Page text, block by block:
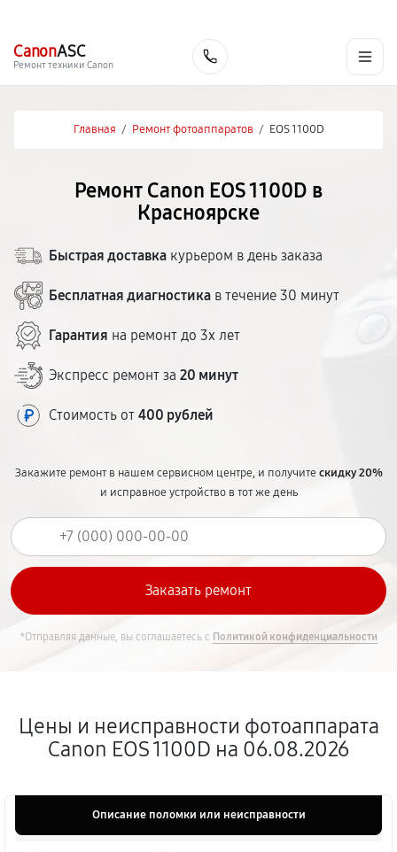
CanonASC
Ремонт техники Canon
Главная / Ремонт фотоаппаратов / EOS 1100D
Ремонт Canon EOS 1100D в
Красноярске
Быстрая доставка курьером в день заказа
Бесплатная диагностика в течение 30 минут
Гарантия на ремонт до 3х лет
Экспресс ремонт за 20 минут
Стоимость от 400 рублей
Закажите ремонт в нашем сервисном центре, и получитескидку 20%
и исправное устройство в тот же день
*Отправляя данные, вы соглашаетесь с Политикой конфиденциальности
Цены и неисправности фотоаппарата
Canon EOS 1100D на 06.08.2026
Описание поломки или неисправности